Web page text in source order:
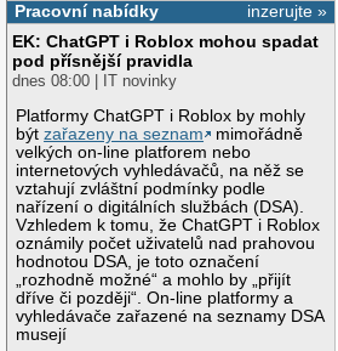
inzerujte »
Pracovní nabídky
EK: ChatGPT i Roblox mohou spadat
pod přísnější pravidla
dnes 08:00 | IT novinky
Platformy ChatGPT i Roblox by mohly
býtzařazeny na seznam
mimořádně
velkých on-line platforem nebo
internetových vyhledávačů, na něž se
vztahují zvláštní podmínky podle
nařízení o digitálních službách (DSA).
Vzhledem k tomu, že ChatGPT i Roblox
oznámily počet uživatelů nad prahovou
hodnotou DSA, je toto označení
„rozhodně možné“ a mohlo by „přijít
dříve či později“. On-line platformy a
vyhledávače zařazené na seznamy DSA
musejí